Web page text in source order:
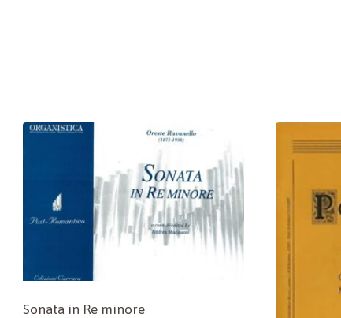
Sonata in Re minore